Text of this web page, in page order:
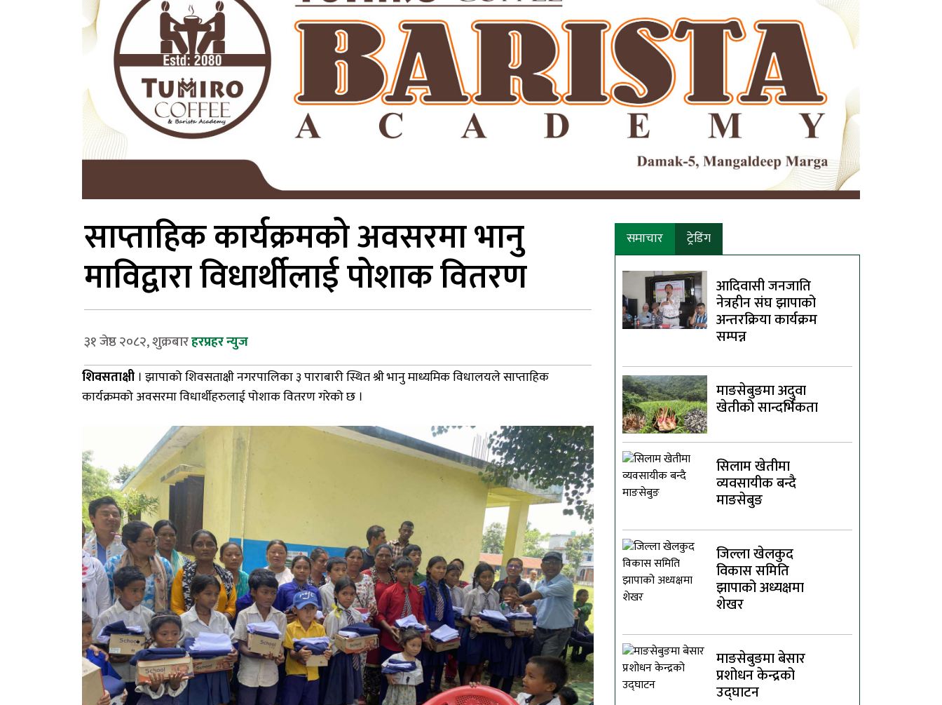
साप्ताहिक कार्यक्रमको अवसरमा भानु
माविद्वारा विधार्थीलाई पोशाक वितरण
३१ जेष्ठ २०८२, शुक्रबारहरप्रहर न्युज
शिवसताक्षी । झापाकोशिवसताक्षीनगरपालिका३पाराबारीस्थितश्रीभानुमाध्यमिकविधालयलेसाप्ताहिक
कार्यक्रमकोअवसरमाविधार्थीहरुलाईपोशाकवितरणगरेकोछ ।
समाचार ट्रेडिंग
आदिवासी जनजाति
नेत्रहीन संघ झापाको
अन्तरक्रिया कार्यक्रम
सम्पन्न
माङसेबुङमा अदुवा
खेतीको सान्दर्भिकता
सिलाम खेतीमा
व्यवसायीक बन्दै
माङसेबुङ
जिल्ला खेलकुद
विकास समिति
झापाको अध्यक्षमा
शेखर
माङसेबुङमा बेसार
प्रशोधन केन्द्रको
उद्घाटन